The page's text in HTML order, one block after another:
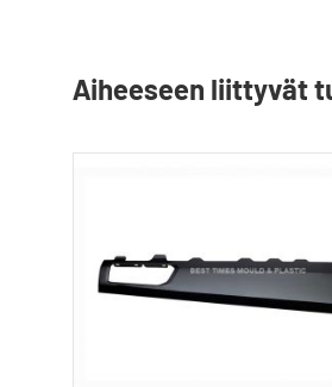
Aiheeseen liittyvät